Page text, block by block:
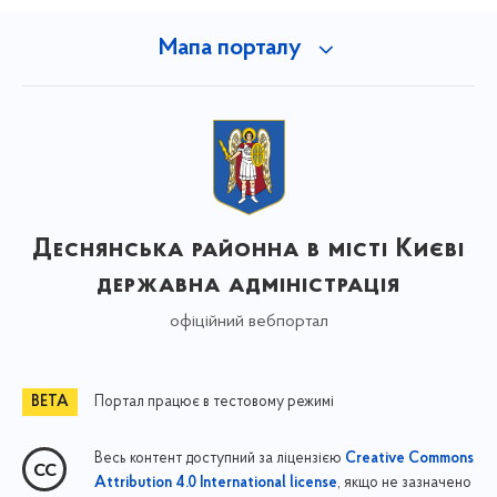
Мапа порталу
Деснянська районна в місті Києві
державна адміністрація
офіційний вебпортал
Портал працює в тестовому режимі
Весь контент доступний за ліцензією Creative Commons
Attribution 4.0 International license, якщо не зазначено